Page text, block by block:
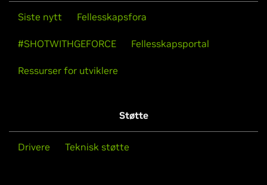
Siste nytt Fellesskapsfora
#SHOTWITHGEFORCE Fellesskapsportal
Ressurser for utviklere
Støtte
Drivere Teknisk støtte